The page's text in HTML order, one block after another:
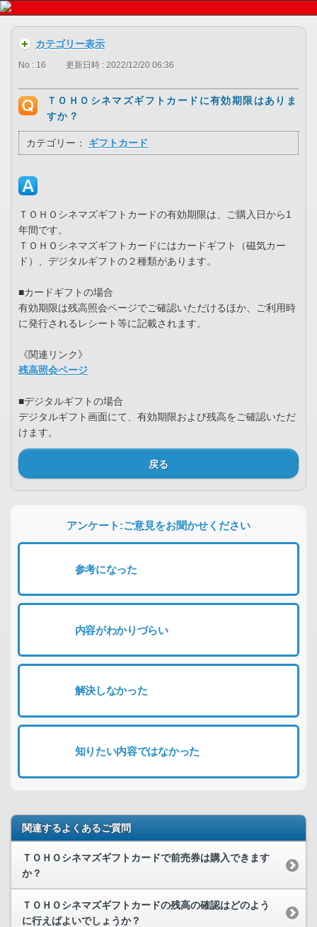
カテゴリー表示
No : 16 更新日時 : 2022/12/20 06:36
ＴＯＨＯシネマズギフトカードに有効期限はありま
すか？
カテゴリー： ギフトカード
ＴＯＨＯシネマズギフトカードの有効期限は、ご購入日から1
年間です。
ＴＯＨＯシネマズギフトカードにはカードギフト（磁気カー
ド）、デジタルギフトの２種類があります。
■カードギフトの場合
有効期限は残高照会ページでご確認いただけるほか、ご利用時
に発行されるレシート等に記載されます。
《関連リンク》
残高照会ページ
■デジタルギフトの場合
デジタルギフト画面にて、有効期限および残高をご確認いただ
けます。
戻る
アンケート:ご意見をお聞かせください
参考になった
内容がわかりづらい
解決しなかった
知りたい内容ではなかった
関連するよくあるご質問
ＴＯＨＯシネマズギフトカードで前売券は購入できます
か？
ＴＯＨＯシネマズギフトカードの残高の確認はどのよう
に行えばよいでしょうか？